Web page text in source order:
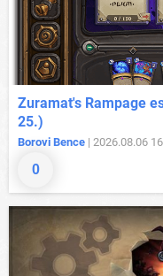
0
Zuramat's Rampage
25.)
Borovi Bence | 2026.08.06